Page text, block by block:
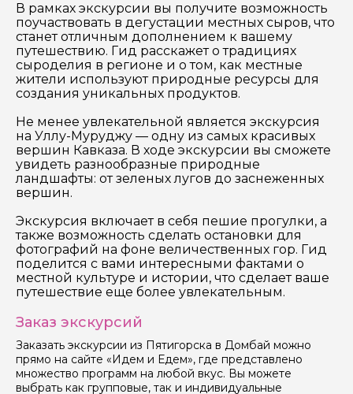
В рамках экскурсии вы получите возможность
поучаствовать в дегустации местных сыров, что
станет отличным дополнением к вашему
путешествию. Гид расскажет о традициях
сыроделия в регионе и о том, как местные
жители используют природные ресурсы для
создания уникальных продуктов.
Не менее увлекательной является экскурсия
на Уллу-Муруджу — одну из самых красивых
вершин Кавказа. В ходе экскурсии вы сможете
увидеть разнообразные природные
ландшафты: от зеленых лугов до заснеженных
вершин.
Экскурсия включает в себя пешие прогулки, а
также возможность сделать остановки для
фотографий на фоне величественных гор. Гид
поделится с вами интересными фактами о
местной культуре и истории, что сделает ваше
путешествие еще более увлекательным.
Заказ экскурсий
Заказать экскурсии из Пятигорска в Домбай можно
прямо на сайте «Идем и Едем», где представлено
множество программ на любой вкус. Вы можете
выбрать как групповые, так и индивидуальные
Я даю своё согласие на обработку персональных
данных
Отправить